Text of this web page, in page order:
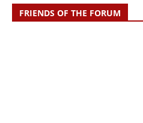
FRIENDS OF THE FORUM